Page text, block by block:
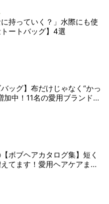
に持っていく？」水際にも使
ートバッグ】4選
バッグ】布だけじゃなく“かっ
加中！11名の愛用ブランド
ボブヘアカタログ集】短く
てます！愛用ヘアケアまで